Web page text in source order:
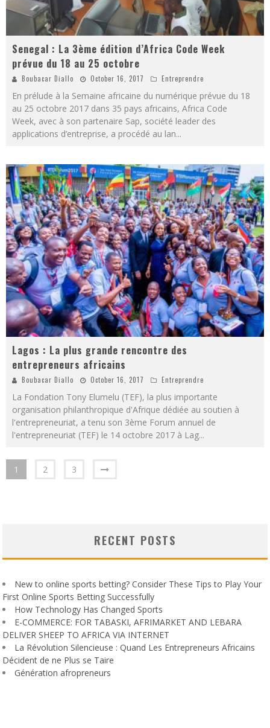
Senegal : La 3ème édition d’Africa Code Week
prévue du 18 au 25 octobre
Boubacar Diallo October 16, 2017 Entreprendre
En prélude à la Semaine africaine du numérique prévue du 18
au 25 octobre 2017 dans 35 pays africains, Africa Code
Week, avec à son partenaire Sap, société leader des
applications d’entreprise, a procédé au lan...
Lagos : La plus grande rencontre des
entrepreneurs africains
Boubacar Diallo October 16, 2017 Entreprendre
La Fondation Tony Elumelu (TEF), la plus importante
organisation philanthropique d'Afrique dédiée au soutien à
l'entrepreneuriat, a tenu son 3ème Forum annuel de
l'entrepreneuriat (TEF) le 14 octobre 2017 à Lag...
1 2 3
RECENT POSTS
New to online sports betting? Consider These Tips to Play Your
First Online Sports Betting Successfully
How Technology Has Changed Sports
E-COMMERCE: FOR TABASKI, AFRIMARKET AND LEBARA
DELIVER SHEEP TO AFRICA VIA INTERNET
La Révolution Silencieuse : Quand Les Entrepreneurs Africains
Décident de ne Plus se Taire
Génération afropreneurs